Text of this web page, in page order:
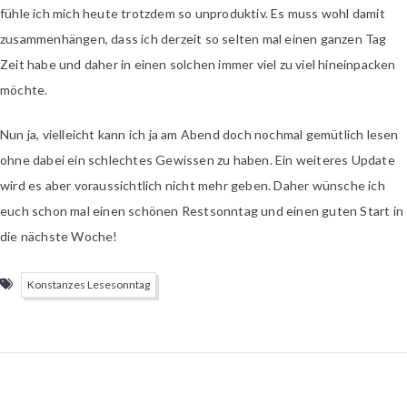
fühle ich mich heute trotzdem so unproduktiv. Es muss wohl damit
zusammenhängen, dass ich derzeit so selten mal einen ganzen Tag
Zeit habe und daher in einen solchen immer viel zu viel hineinpacken
möchte.
Nun ja, vielleicht kann ich ja am Abend doch nochmal gemütlich lesen
ohne dabei ein schlechtes Gewissen zu haben. Ein weiteres Update
wird es aber voraussichtlich nicht mehr geben. Daher wünsche ich
euch schon mal einen schönen Restsonntag und einen guten Start in
die nächste Woche!
Konstanzes Lesesonntag